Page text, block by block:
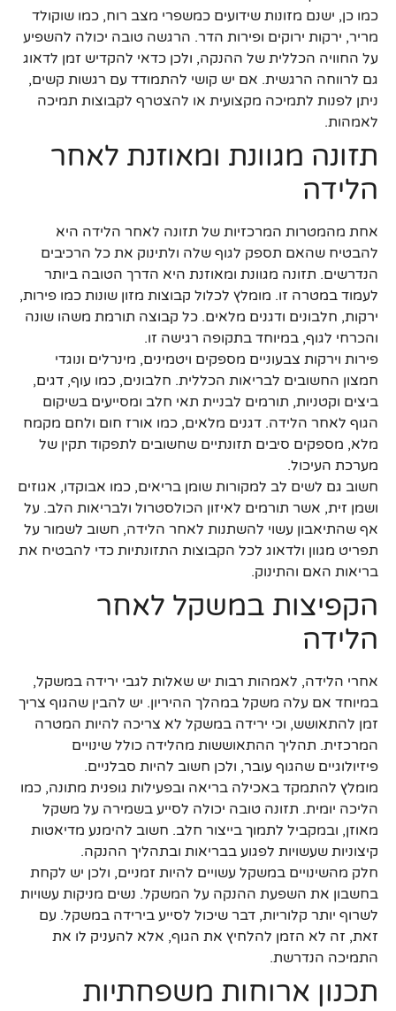
כמו כן, ישנם מזונות שידועים כמשפרי מצב רוח, כמו שוקולד
מריר, ירקות ירוקים ופירות הדר. הרגשה טובה יכולה להשפיע
על החוויה הכללית של ההנקה, ולכן כדאי להקדיש זמן לדאוג
גם לרווחה הרגשית. אם יש קושי להתמודד עם רגשות קשים,
ניתן לפנות לתמיכה מקצועית או להצטרף לקבוצות תמיכה
לאמהות.
תזונה מגוונת ומאוזנת לאחר
הלידה
אחת מהמטרות המרכזיות של תזונה לאחר הלידה היא
להבטיח שהאם תספק לגוף שלה ולתינוק את כל הרכיבים
הנדרשים. תזונה מגוונת ומאוזנת היא הדרך הטובה ביותר
לעמוד במטרה זו. מומלץ לכלול קבוצות מזון שונות כמו פירות,
ירקות, חלבונים ודגנים מלאים. כל קבוצה תורמת משהו שונה
והכרחי לגוף, במיוחד בתקופה רגישה זו.
פירות וירקות צבעוניים מספקים ויטמינים, מינרלים ונוגדי
חמצון החשובים לבריאות הכללית. חלבונים, כמו עוף, דגים,
ביצים וקטניות, תורמים לבניית תאי חלב ומסייעים בשיקום
הגוף לאחר הלידה. דגנים מלאים, כמו אורז חום ולחם מקמח
מלא, מספקים סיבים תזונתיים שחשובים לתפקוד תקין של
מערכת העיכול.
חשוב גם לשים לב למקורות שומן בריאים, כמו אבוקדו, אגוזים
ושמן זית, אשר תורמים לאיזון הכולסטרול ולבריאות הלב. על
אף שהתיאבון עשוי להשתנות לאחר הלידה, חשוב לשמור על
תפריט מגוון ולדאוג לכל הקבוצות התזונתיות כדי להבטיח את
בריאות האם והתינוק.
הקפיצות במשקל לאחר
הלידה
אחרי הלידה, לאמהות רבות יש שאלות לגבי ירידה במשקל,
במיוחד אם עלה משקל במהלך ההיריון. יש להבין שהגוף צריך
זמן להתאושש, וכי ירידה במשקל לא צריכה להיות המטרה
המרכזית. תהליך ההתאוששות מהלידה כולל שינויים
פיזיולוגיים שהגוף עובר, ולכן חשוב להיות סבלניים.
מומלץ להתמקד באכילה בריאה ובפעילות גופנית מתונה, כמו
הליכה יומית. תזונה טובה יכולה לסייע בשמירה על משקל
מאוזן, ובמקביל לתמוך בייצור חלב. חשוב להימנע מדיאטות
קיצוניות שעשויות לפגוע בבריאות ובתהליך ההנקה.
חלק מהשינויים במשקל עשויים להיות זמניים, ולכן יש לקחת
בחשבון את השפעת ההנקה על המשקל. נשים מניקות עשויות
לשרוף יותר קלוריות, דבר שיכול לסייע בירידה במשקל. עם
זאת, זה לא הזמן להלחיץ את הגוף, אלא להעניק לו את
התמיכה הנדרשת.
תכנון ארוחות משפחתיות